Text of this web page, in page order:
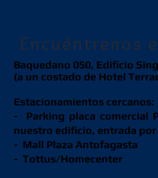
Encuéntrenos
Baquedano 050, Edificio
(a un costado de Hotel
Estacionamientos cercanos:
- Parking placa comercial
nuestro edificio, entrada por
- Mall Plaza Antofagasta
- Tottus/Homecenter